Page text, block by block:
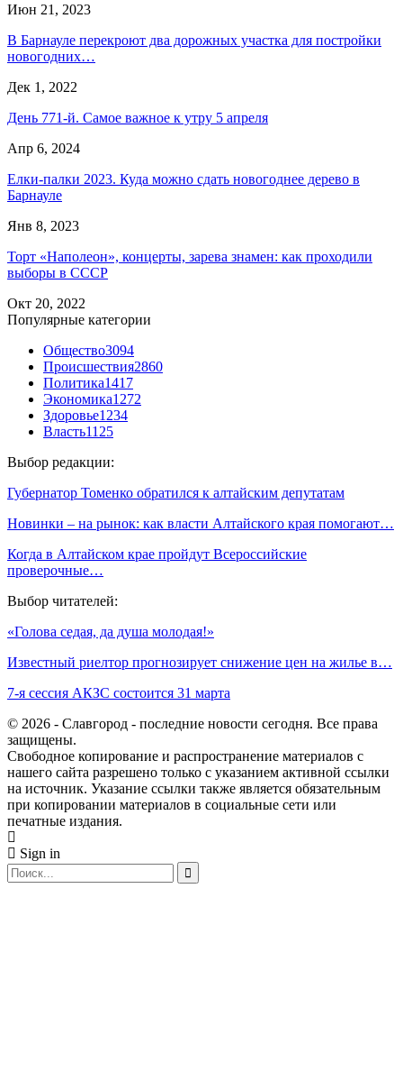
Июн 21, 2023
В Барнауле перекроют два дорожных участка для постройки
новогодних…
Дек 1, 2022
День 771-й. Самое важное к утру 5 апреля
Апр 6, 2024
Елки-палки 2023. Куда можно сдать новогоднее дерево в
Барнауле
Янв 8, 2023
Торт «Наполеон», концерты, зарева знамен: как проходили
выборы в СССР
Окт 20, 2022
Популярные категории
Общество3094
Происшествия2860
Политика1417
Экономика1272
Здоровье1234
Власть1125
Выбор редакции:
Губернатор Томенко обратился к алтайским депутатам
Новинки – на рынок: как власти Алтайского края помогают…
Когда в Алтайском крае пройдут Всероссийские
проверочные…
Выбор читателей:
«Голова седая, да душа молодая!»
Известный риелтор прогнозирует снижение цен на жилье в…
7-я сессия АКЗС состоится 31 марта
© 2026 - Славгород - последние новости сегодня. Все права
защищены.
Свободное копирование и распространение материалов с
нашего сайта разрешено только с указанием активной ссылки
на источник. Указание ссылки также является обязательным
при копировании материалов в социальные сети или
печатные издания.
Sign in